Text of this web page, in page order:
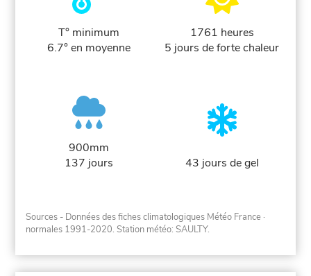
T° minimum
6.7° en moyenne
1761 heures
5 jours de forte chaleur
900mm
137 jours
43 jours de gel
Sources - Données des fiches climatologiques Météo France ·
normales 1991-2020. Station météo: SAULTY.